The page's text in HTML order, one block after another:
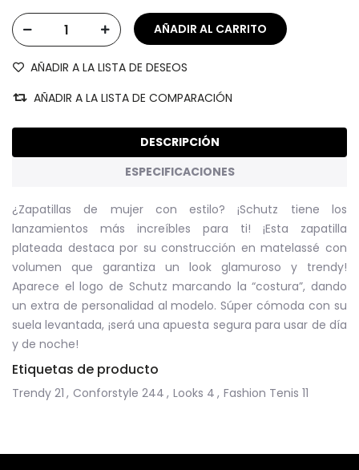
AÑADIR A LA LISTA DE DESEOS
AÑADIR A LA LISTA DE COMPARACIÓN
DESCRIPCIÓN
ESPECIFICACIONES
¿Zapatillas de mujer con estilo? ¡Schutz tiene los
lanzamientos más increíbles para ti! ¡Esta zapatilla
plateada destaca por su construcción en matelassé con
volumen que garantiza un look glamuroso y trendy!
Aparece el logo de Schutz marcando la “costura”, dando
un extra de personalidad al modelo. Súper cómoda con su
suela levantada, ¡será una apuesta segura para usar de día
y de noche!
Etiquetas de producto
Trendy 21 , Conforstyle 244 , Looks 4 , Fashion Tenis 11